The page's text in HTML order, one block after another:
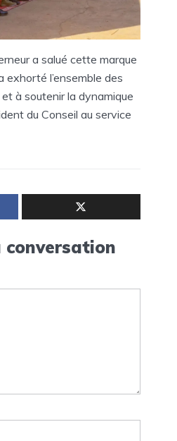
a salué cette marque
l’ensemble des
à soutenir la dynamique
du Conseil au service
conversation